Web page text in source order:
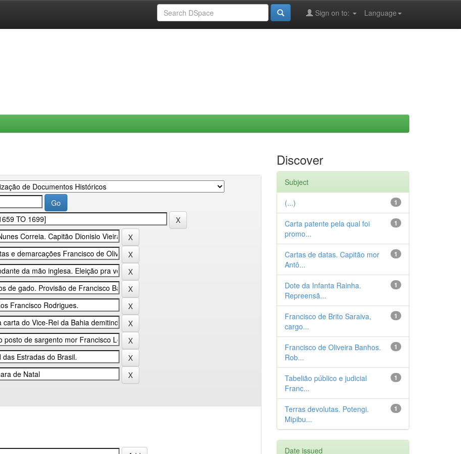
Language
Sign on to:
Discover
Subject
1
(...)
1
Carta patente pela qual foi
promo...
1
Cartas de datas. Capitão mor
Antô...
1
Dote da Infanta Rainha.
Repreensã...
1
Francisco de Brito Saraiva,
cargo...
1
Francisco de Oliveira Banhos.
Rob...
1
Tabelião público e judicial
Franc...
1
Terras devolutas. Potengi.
Mipibu...
Date issued